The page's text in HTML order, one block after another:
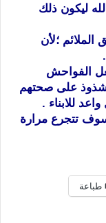
ليكون ذلك
الملائم ؛لأن
الفواحش
شذوذ على صحتهم
للابناء .
سوف تتجرع مرارة
طباعة